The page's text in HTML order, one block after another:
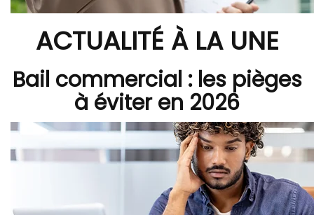
ACTUALITÉ À LA UNE
Bail commercial : les pièges
à éviter en 2026